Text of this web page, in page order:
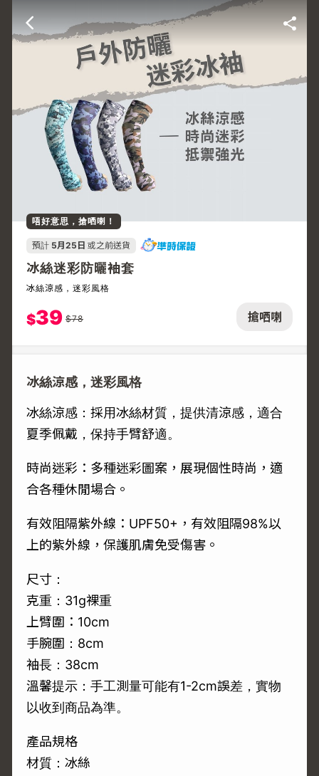
搶哂喇
唔好意思，搶哂喇！
預計 5月25日 或之前送貨
冰絲迷彩防曬袖套
冰絲涼感，迷彩風格
$39 $78
冰絲涼感，迷彩風格
冰絲涼感：採用冰絲材質，提供清涼感，適合
夏季佩戴，保持手臂舒適。
時尚迷彩：多種迷彩圖案，展現個性時尚，適
合各種休閒場合。
有效阻隔紫外線：UPF50+，有效阻隔98%以
上的紫外線，保護肌膚免受傷害。
尺寸：
克重：31g裸重
上臂圍：10cm
手腕圍：8cm
袖長：38cm
溫馨提示：手工測量可能有1-2cm誤差，實物
以收到商品為準。
產品規格
材質：冰絲